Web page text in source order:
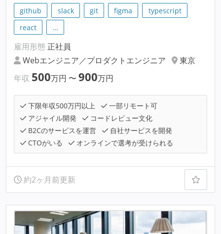
github slack git figma
typescript
react
…
雇用形態 正社員
Webエンジニア／プロダクトエンジニア
東京
年収 500万円 〜 900万円
下限年収500万円以上
一部リモート可
アジャイル開発
コードレビュー文化
B2Cのサービスを運営
自社サービスを開発
CTOがいる
オンラインで選考が受けられる
約2ヶ月前更新